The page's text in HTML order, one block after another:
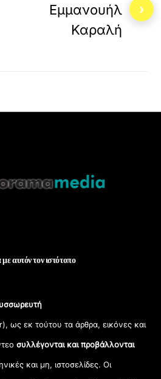
Εμμανουήλ
Καραλή
Top
με αυτόν τον ιστότοπο
ως εκ τούτου τα άρθρα, εικόνες και
συλλέγονται και προβάλλονται
και μη, ιστοσελίδες. Οι
›